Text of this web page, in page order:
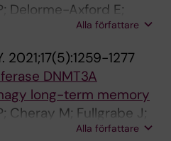
Delorme-Axford E;
V; Grabert K;
J; Klionsky DJ;
Alla författare
2021;17(5):1259-1277
DNMT3A
long-term memory
Cheray M; Fullgrabe J;
P; Keane L; Cunha V;
Alla författare